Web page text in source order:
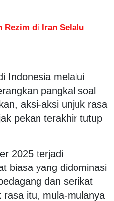
Rezim di Iran Selalu
Indonesia melalui
pangkal soal
aksi-aksi unjuk rasa
pekan terakhir tutup
2025 terjadi
biasa yang didominasi
dan serikat
rasa itu, mula-mulanya